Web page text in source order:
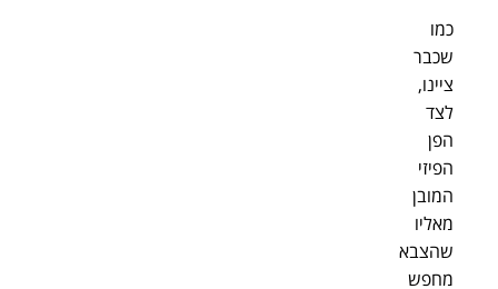
כמו
שכבר
ציינו,
לצד
הפן
הפיזי
המובן
מאליו
שהצבא
מחפש